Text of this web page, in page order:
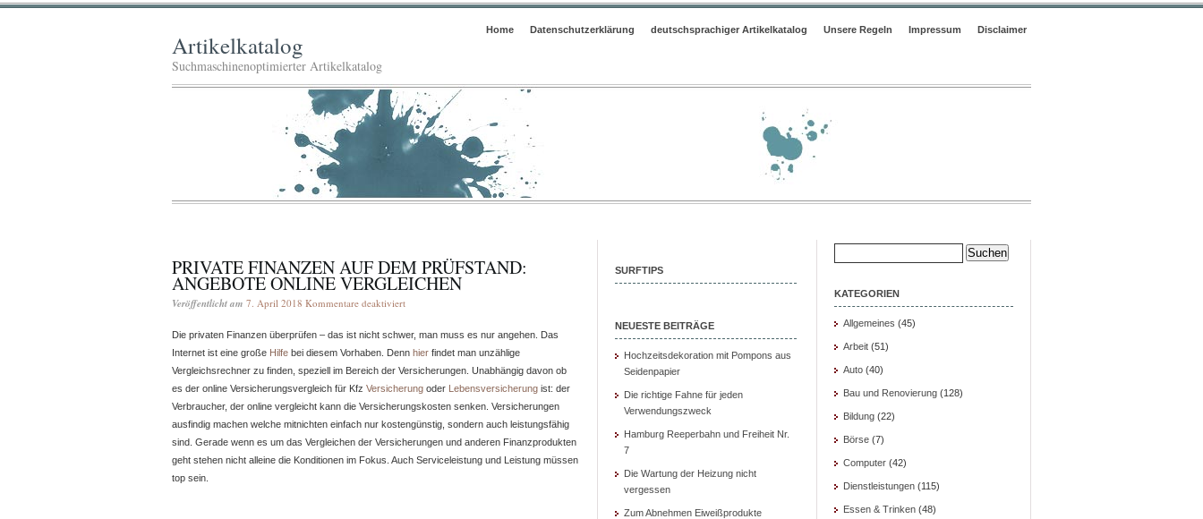
Home Datenschutzerklärung deutschsprachiger Artikelkatalog Unsere Regeln Impressum Disclaimer
Artikelkatalog
Suchmaschinenoptimierter Artikelkatalog
PRIVATE FINANZEN AUF DEM PRÜFSTAND:
ANGEBOTE ONLINE VERGLEICHEN
Veröffentlicht am 7. April 2018 Kommentare deaktiviertfür
Finanzen
auf
dem
Prüfstand:
Angebote
online
vergleichen
Die privaten Finanzen überprüfen – das ist nicht schwer, man muss es nur angehen. Das
Internet ist eine große Hilfe bei diesem Vorhaben. Denn hier findet man unzählige
Vergleichsrechner zu finden, speziell im Bereich der Versicherungen. Unabhängig davon ob
es der online Versicherungsvergleich für Kfz Versicherung oder Lebensversicherung ist: der
Verbraucher, der online vergleicht kann die Versicherungskosten senken. Versicherungen
ausfindig machen welche mitnichten einfach nur kostengünstig, sondern auch leistungsfähig
sind. Gerade wenn es um das Vergleichen der Versicherungen und anderen Finanzprodukten
geht stehen nicht alleine die Konditionen im Fokus. Auch Serviceleistung und Leistung müssen
top sein.
SURFTIPS
NEUESTE BEITRÄGE
Hochzeitsdekoration mit Pompons aus
Seidenpapier
Die richtige Fahne für jeden
Verwendungszweck
Hamburg Reeperbahn und Freiheit Nr.
7
Die Wartung der Heizung nicht
vergessen
Zum Abnehmen Eiweißprodukte
Suche
nach:
KATEGORIEN
Allgemeines (45)
Arbeit (51)
Auto (40)
Bau und Renovierung (128)
Bildung (22)
Börse (7)
Computer (42)
Dienstleistungen (115)
Essen & Trinken (48)